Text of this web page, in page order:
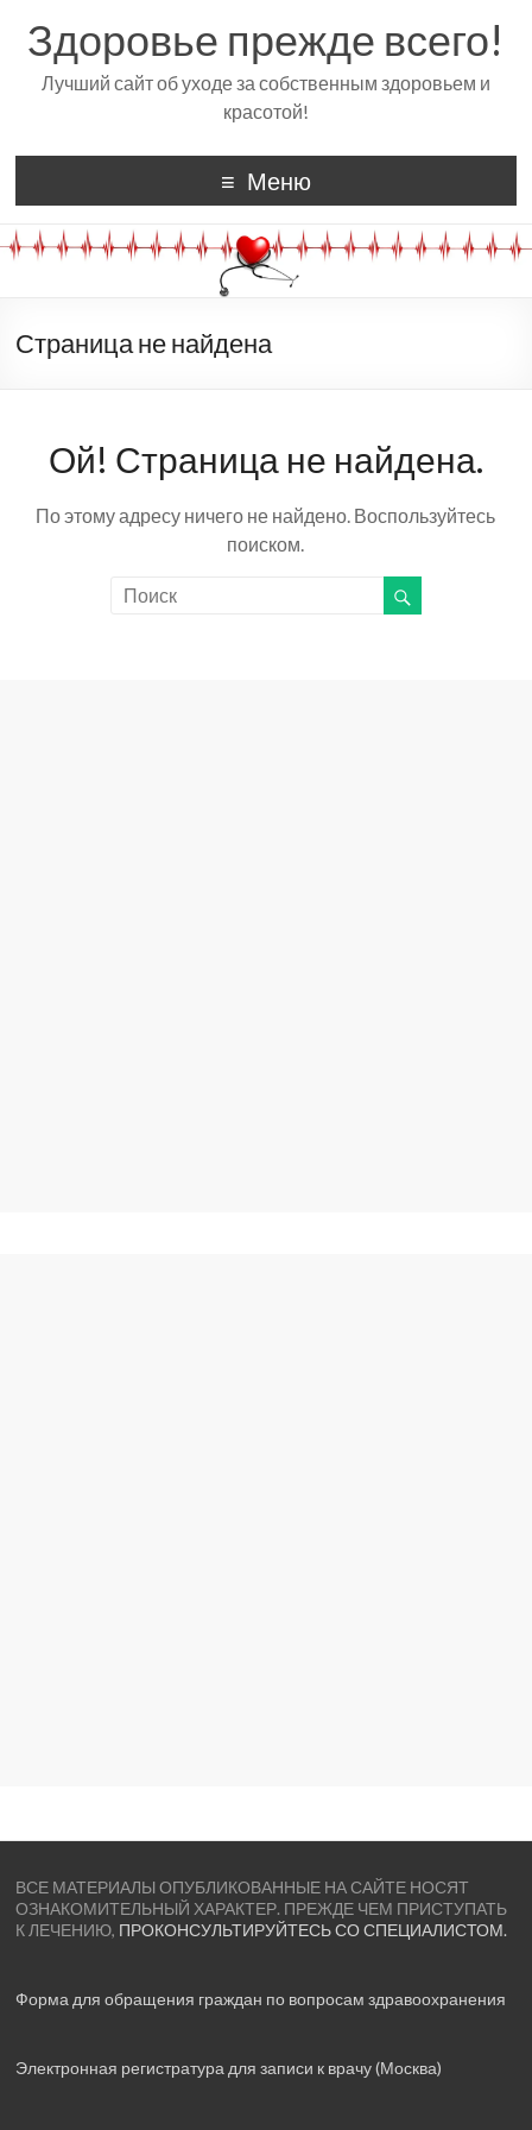
Здоровье прежде всего!
Лучший сайт об уходе за собственным здоровьем и
красотой!
Меню
Страница не найдена
Ой! Страница не найдена.
По этому адресу ничего не найдено. Воспользуйтесь
поиском.
ВСЕ МАТЕРИАЛЫ ОПУБЛИКОВАННЫЕ НА САЙТЕ НОСЯТ
ОЗНАКОМИТЕЛЬНЫЙ ХАРАКТЕР. ПРЕЖДЕ ЧЕМ ПРИСТУПАТЬ
К ЛЕЧЕНИЮ, ПРОКОНСУЛЬТИРУЙТЕСЬ СО СПЕЦИАЛИСТОМ.
Форма для обращения граждан по вопросам здравоохранения
Электронная регистратура для записи к врачу (Москва)